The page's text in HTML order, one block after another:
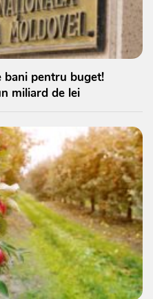
bani pentru buget!
miliard de lei